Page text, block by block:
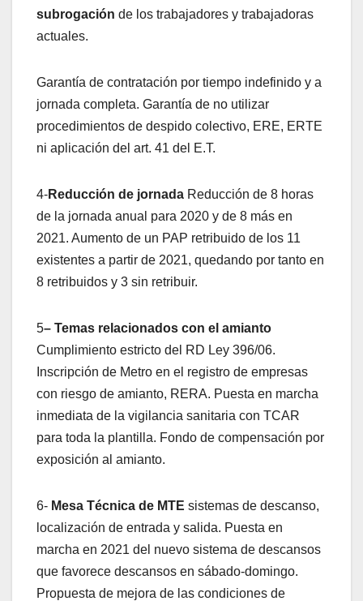
subrogación de los trabajadores y trabajadoras
actuales.
Garantía de contratación por tiempo indefinido y a
jornada completa. Garantía de no utilizar
procedimientos de despido colectivo, ERE, ERTE
ni aplicación del art. 41 del E.T.
4-Reducción de jornada Reducción de 8 horas
de la jornada anual para 2020 y de 8 más en
2021. Aumento de un PAP retribuido de los 11
existentes a partir de 2021, quedando por tanto en
8 retribuidos y 3 sin retribuir.
5– Temas relacionados con el amianto
Cumplimiento estricto del RD Ley 396/06.
Inscripción de Metro en el registro de empresas
con riesgo de amianto, RERA. Puesta en marcha
inmediata de la vigilancia sanitaria con TCAR
para toda la plantilla. Fondo de compensación por
exposición al amianto.
6- Mesa Técnica de MTE sistemas de descanso,
localización de entrada y salida. Puesta en
marcha en 2021 del nuevo sistema de descansos
que favorece descansos en sábado-domingo.
Propuesta de mejora de las condiciones de